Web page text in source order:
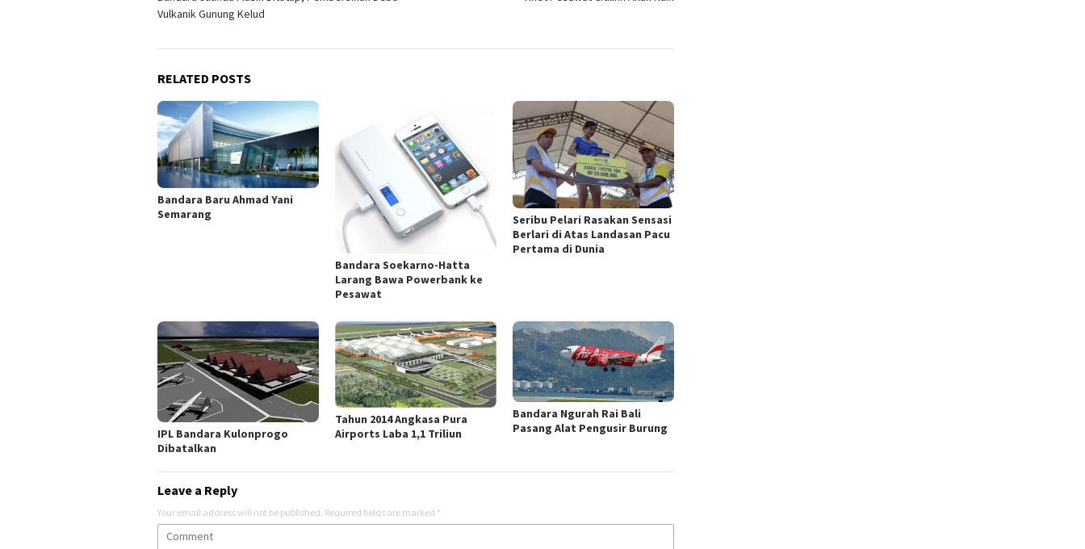
Vulkanik Gunung Kelud
RELATED POSTS
Bandara Baru Ahmad Yani
Semarang
Bandara Soekarno-Hatta
Larang Bawa Powerbank ke
Pesawat
Seribu Pelari Rasakan Sensasi
Berlari di Atas Landasan Pacu
Pertama di Dunia
IPL Bandara Kulonprogo
Dibatalkan
Tahun 2014 Angkasa Pura
Airports Laba 1,1 Triliun
Bandara Ngurah Rai Bali
Pasang Alat Pengusir Burung
Leave a Reply
Your email address will not be published. Required fields are marked *